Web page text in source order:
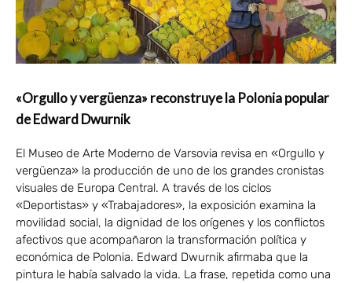
«Orgullo y vergüenza» reconstruye la Polonia popular
de Edward Dwurnik
El Museo de Arte Moderno de Varsovia revisa en «Orgullo y
vergüenza» la producción de uno de los grandes cronistas
visuales de Europa Central. A través de los ciclos
«Deportistas» y «Trabajadores», la exposición examina la
movilidad social, la dignidad de los orígenes y los conflictos
afectivos que acompañaron la transformación política y
económica de Polonia. Edward Dwurnik afirmaba que la
pintura le había salvado la vida. La frase, repetida como una